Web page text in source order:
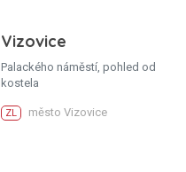
Vizovice
Palackého náměstí, pohled od
kostela
ZL město Vizovice